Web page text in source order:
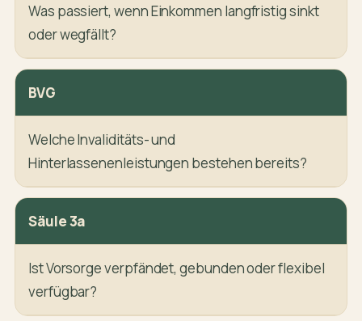
Was passiert, wenn Einkommen langfristig sinkt
oder wegfällt?
BVG
Welche Invaliditäts- und
Hinterlassenenleistungen bestehen bereits?
Säule 3a
Ist Vorsorge verpfändet, gebunden oder flexibel
verfügbar?